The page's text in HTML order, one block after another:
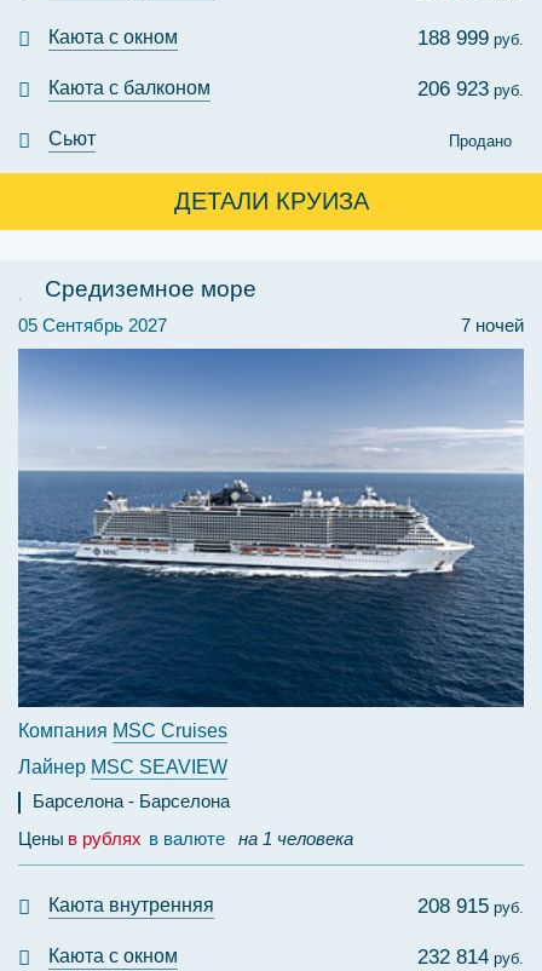
Каюта с окном 188 999 руб.
Каюта с балконом 206 923 руб.
Сьют Продано
ДЕТАЛИ КРУИЗА
Средиземное море
7 ночей
05 Сентябрь 2027
Компания MSC Cruises
Лайнер MSC SEAVIEW
Барселона
Барселона
Цены в рублях в валюте на 1 человека
Каюта внутренняя 208 915 руб.
Каюта с окном 232 814 руб.